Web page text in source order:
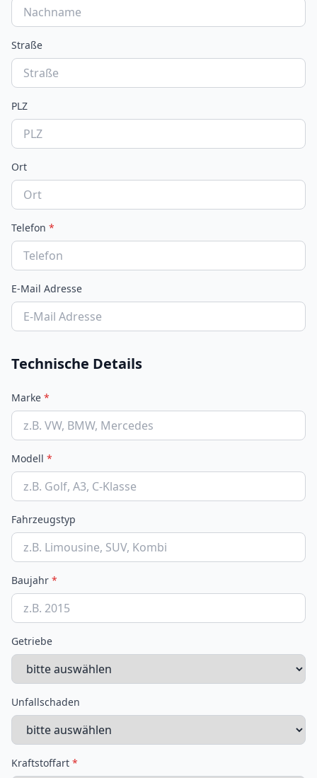
Straße
PLZ
Ort
Telefon *
E-Mail Adresse
Technische Details
Marke *
Modell *
Fahrzeugstyp
Baujahr *
Getriebe
Unfallschaden
Kraftstoffart *